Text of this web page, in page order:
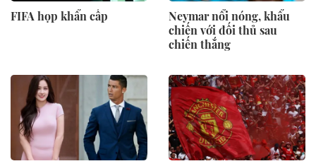
FIFA họp khẩn cấp
Neymar nổi nóng, khẩu
chiến với đối thủ sau
chiến thắng